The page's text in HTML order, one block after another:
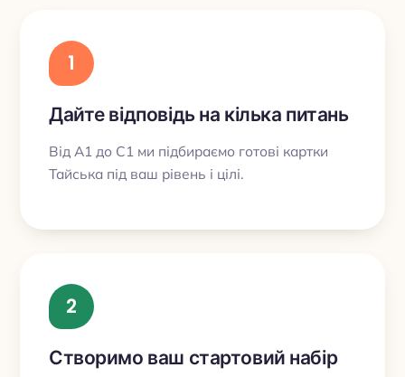
1
Дайте відповідь на кілька питань
Від A1 до C1 ми підбираємо готові картки
Тайська під ваш рівень і цілі.
2
Створимо ваш стартовий набір